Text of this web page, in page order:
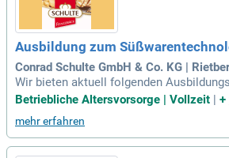
Ausbildung zum
Conrad Schulte GmbH & Co. KG |
Wir bieten aktuell folgenden
Süßwarentechnologe (m/w/d):
nen und Anlagen.
Betriebliche Altersvorsorge | Vollzeit
+
mehr erfahren